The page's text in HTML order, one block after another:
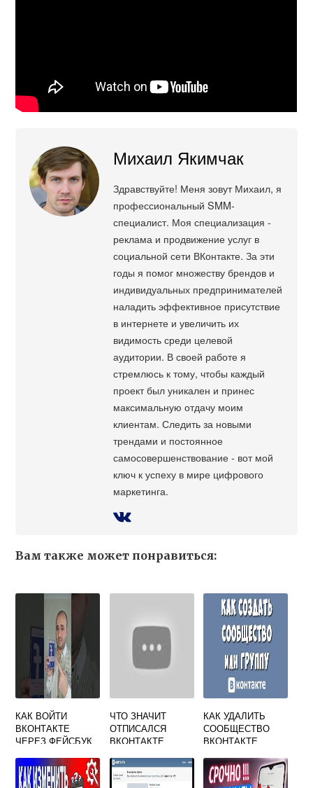
Михаил Якимчак
Здравствуйте! Меня зовут Михаил, я
профессиональный SMM-
специалист. Моя специализация -
реклама и продвижение услуг в
социальной сети ВКонтакте. За эти
годы я помог множеству брендов и
индивидуальных предпринимателей
наладить эффективное присутствие
в интернете и увеличить их
видимость среди целевой
аудитории. В своей работе я
стремлюсь к тому, чтобы каждый
проект был уникален и принес
максимальную отдачу моим
клиентам. Следить за новыми
трендами и постоянное
самосовершенствование - вот мой
ключ к успеху в мире цифрового
маркетинга.
Вам также может понравиться:
КАК ВОЙТИ
ВКОНТАКТЕ
ЧЕРЕЗ ФЕЙСБУК
ЧТО ЗНАЧИТ
ОТПИСАЛСЯ
ВКОНТАКТЕ
КАК УДАЛИТЬ
СООБЩЕСТВО
ВКОНТАКТЕ